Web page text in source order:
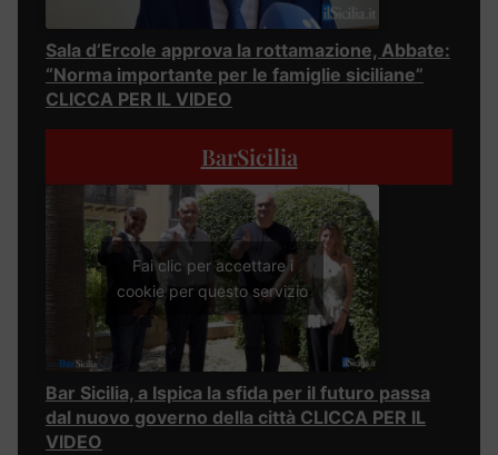
Sala d’Ercole approva la rottamazione, Abbate:
“Norma importante per le famiglie siciliane”
CLICCA PER IL VIDEO
BarSicilia
Fai clic per accettare i
cookie per questo servizio
Bar Sicilia, a Ispica la sfida per il futuro passa
dal nuovo governo della città CLICCA PER IL
VIDEO